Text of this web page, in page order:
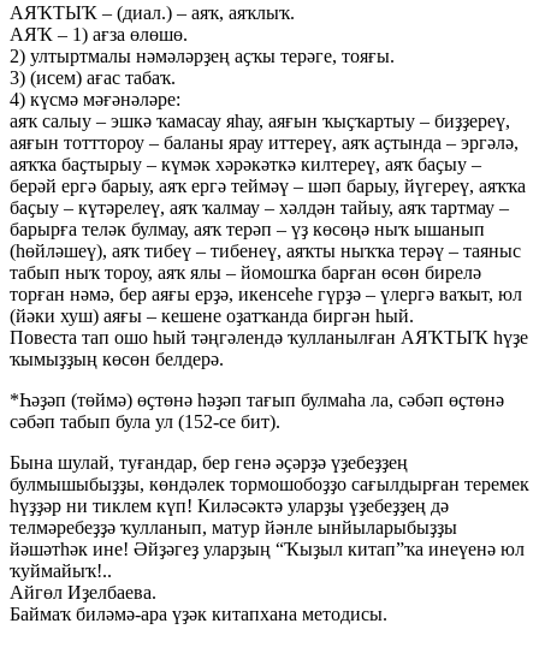
АЯҠТЫҠ – (диал.) – аяҡ, аяҡлыҡ.
АЯҠ – 1) ағза өлөшө.
2) ултыртмалы нәмәләрҙең аҫҡы терәге, тояғы.
3) (исем) ағас табаҡ.
4) күсмә мәғәнәләре:
аяҡ салыу – эшкә ҡамасау яһау, аяғын ҡыҫҡартыу – биҙҙереү,
аяғын тотттороу – баланы ярау иттереү, аяҡ аҫтында – эргәлә,
аяҡҡа баҫтырыу – күмәк хәрәкәткә килтереү, аяҡ баҫыу –
берәй ергә барыу, аяҡ ергә теймәү – шәп барыу, йүгереү, аяҡҡа
баҫыу – күтәрелеү, аяҡ ҡалмау – хәлдән тайыу, аяҡ тартмау –
барырға теләк булмау, аяҡ терәп – үҙ көсөңә ныҡ ышанып
(һөйләшеү), аяҡ тибеү – тибенеү, аяҡты ныҡҡа терәү – таяныс
табып ныҡ тороу, аяҡ ялы – йомошҡа барған өсөн бирелә
торған нәмә, бер аяғы ерҙә, икенсеһе гүрҙә – үлергә ваҡыт, юл
(йәки хуш) аяғы – кешене оҙатҡанда биргән һый.
Повеста тап ошо һый тәңгәлендә ҡулланылған АЯҠТЫҠ һүҙе
ҡымыҙҙың көсөн белдерә.
*Һәҙәп (төймә) өҫтөнә һәҙәп тағып булмаһа ла, сәбәп өҫтөнә
сәбәп табып була ул (152-се бит).
Бына шулай, туғандар, бер генә әҫәрҙә үҙебеҙҙең
булмышыбыҙҙы, көндәлек тормошобоҙҙо сағылдырған теремек
һүҙҙәр ни тиклем күп! Киләсәктә уларҙы үҙебеҙҙең дә
телмәребеҙҙә ҡулланып, матур йәнле ынйыларыбыҙҙы
йәшәтһәк ине! Әйҙәгеҙ уларҙың “Ҡыҙыл китап”ҡа инеүенә юл
ҡуймайыҡ!..
Айгөл Иҙелбаева.
Баймаҡ биләмә-ара үҙәк китапхана методисы.